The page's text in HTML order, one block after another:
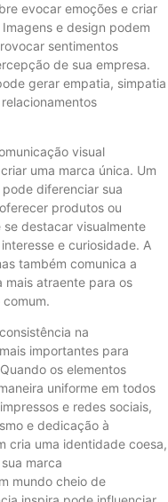
evocar emoções e criar
e design podem
sentimentos
de sua empresa.
gerar empatia, simpatia
visual
uma marca única. Um
diferenciar sua
produtos ou
destacar visualmente
e curiosidade. A
também comunica a
mais atraente para os
na
importantes para
os elementos
uniforme em todos
e redes sociais,
e dedicação à
cria uma identidade coesa,
marca
mundo cheio de